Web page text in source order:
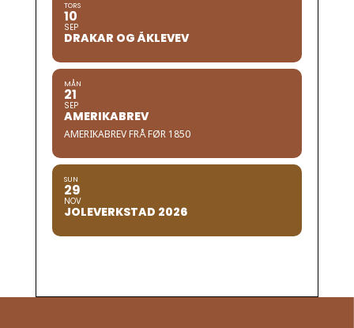
TORS
10
SEP
DRAKAR OG ÅKLEVEV
MÅN
21
SEP
AMERIKABREV
AMERIKABREV FRÅ FØR 1850
SUN
29
NOV
JOLEVERKSTAD 2026